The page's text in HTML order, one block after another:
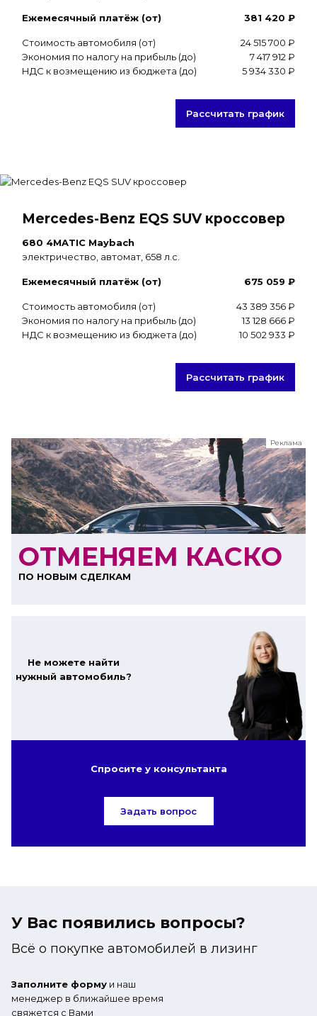
Ежемесячный платёж (от) 381 420 ₽
Стоимость автомобиля (от)
24 515 700 ₽
Экономия по налогу на прибыль (до)
7 417 912 ₽
НДС к возмещению из бюджета (до)
5 934 330 ₽
Рассчитать график
Mercedes-Benz EQS SUV кроссовер
680 4MATIC Maybach
электричество, автомат, 658 л.с.
Ежемесячный платёж (от) 675 059 ₽
Стоимость автомобиля (от)
43 389 356 ₽
Экономия по налогу на прибыль (до)
13 128 666 ₽
НДС к возмещению из бюджета (до)
10 502 933 ₽
Рассчитать график
Реклама
ООО "ЛК Эволюция"
ИНН 9724016636
erid: nyi26TK8Sykg5SPCgA2w5MdVpLC2ggii
ОТМЕНЯЕМ КАСКО
ПО НОВЫМ СДЕЛКАМ
Не можете найти
нужный автомобиль?
Спросите у консультанта
Задать вопрос
У Вас появились вопросы?
Всё о покупке автомобилей в лизинг
Заполните форму и наш
менеджер в ближайшее время
свяжется с Вами